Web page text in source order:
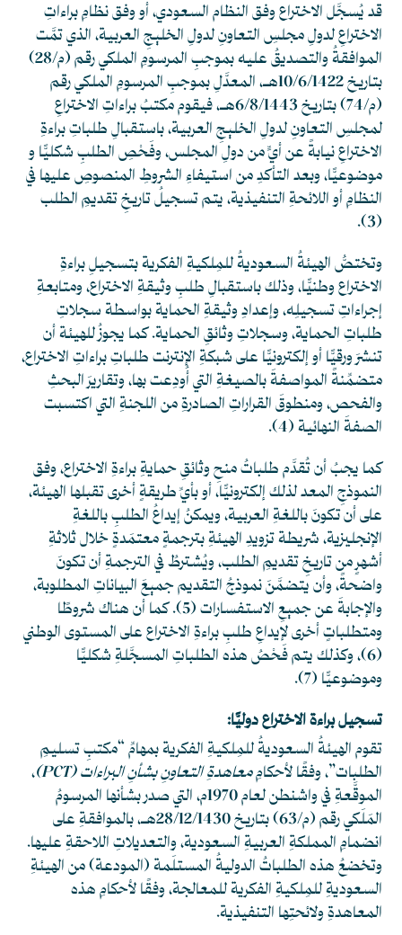
قد يُسجَّل الاختراع وفق النظام السعودي، أو وفق نظامِ براءاتِ
الاختراعِ لدولِ مجلسِ التعاونِ لدولِ الخليجِ العربية، الذي تمَّت
الموافقةُ والتصديقُ عليه بموجبِ المرسومِ الملكي رقم (م/28)
بتاريخ 10/6/1422هـ، المعدَّلِ بموجبِ المرسومِ الملكي رقم
(م/74) بتاريخ 6/8/1443هـ، فيقوم مكتبُ براءاتِ الاختراعِ
لمجلسِ التعاونِ لدولِ الخليجِ العربية، باستقبالِ طلباتِ براءةِ
الاختراعِ نيابةً عن أيٍّ من دولِ المجلس، وفَحْصِ الطلبِ شكليًّا و
موضوعيًّا، وبعد التأكدِ من استيفاءِ الشروطِ المنصوصِ عليها في
النظامِ أو اللائحةِ التنفيذية، يتم تسجيلُ تاريخِ تقديمِ الطلب
(3)
.
وتختصُّ الهيئةُ السعوديةُ للمِلكيةِ الفكرية بتسجيلِ براءةِ
الاختراع وطنيًّا، وذلك باستقبالِ طلبِ وثيقةِ الاختراع، ومتابعةِ
إجراءاتِ تسجيلِه، وإعدادِ وثيقةِ الحماية بواسطة سجلاتِ
طلباتِ الحماية، وسجلاتِ وثائقِ الحماية. كما يجوزُ للهيئة أن
تنشرَ ورقيًّا أو إلكترونيًّا على شبكةِ الإنترنت طلباتِ براءاتِ الاختراع،
متضمِّنةً المواصفةَ بالصيغةِ التي أُودِعت بها، وتقاريرَ البحثِ
والفحص، ومنطوقَ القراراتِ الصادرةِ من اللجنةِ التي اكتسبت
الصفةَ النهائية(4)
.
كما يجبُ أن تُقدَّم طلباتُ منحِ وثائقِ حمايةِ براءةِ الاختراع، وفق
النموذجِ المعد لذلك إلكترونيًّا، أو بأيِّ طريقةٍ أخرى تقبلها الهيئة،
على أن تكونَ باللغةِ العربية، ويمكنُ إيداعُ الطلبِ باللغةِ
الإنجليزية، شريطة تزويدِ الهيئةِ بترجمةٍ معتمَدةٍ خلال ثلاثةِ
أشهرٍ من تاريخِ تقديمِ الطلب، ويُشترطُ في الترجمةِ أن تكونَ
واضحةً، وأن يتضمَّنَ نموذجُ التقديم جميعَ البياناتِ المطلوبة،
والإجابةَ عن جميعِ الاستفسارات(5) . كما أن هناك شروطًا
ومتطلباتٍ أخرى لإيداعِ طلبِ براءةِ الاختراع على المستوى الوطني
(6)
، وكذلك يتم فَحْصُ هذه الطلباتِ المسجَّلةِ شكليًّا
وموضوعيًّا (7)
.
تسجيل براءة الاختراع دوليًّا:
تقوم الهيئةُ السعوديةُ للمِلكيةِ الفكرية بمهامِّ “مكتبِ تسليمِ
الطلبات”، وفقًا لأحكامِمعاهدةِ التعاونِ بشأنِ البراءات (PCT)
،
الموقَّعةِ في واشنطن لعام 1970م، التي صدر بشأنها المرسومُ
المَلَكي رقم (م/63) بتاريخ 28/12/1430هـ، بالموافقةِ على
انضمامِ المملكةِ العربيةِ السعودية، والتعديلاتِ اللاحقةِ عليها.
وتخضعُ هذه الطلباتُ الدوليةُ المستلَمة (المودعة) من الهيئةِ
السعوديةِ للمِلكيةِ الفكرية للمعالجة، وفقًا لأحكامِ هذه
المعاهدةِ ولائحتِها التنفيذية.